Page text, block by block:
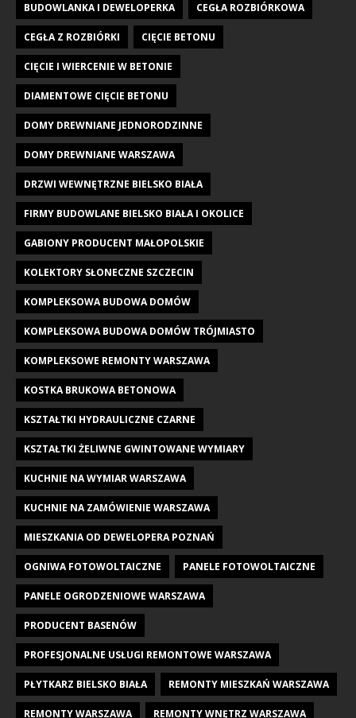
BUDOWLANKA I DEWELOPERKA CEGŁA ROZBIÓRKOWA
CEGŁA Z ROZBIÓRKI CIĘCIE BETONU
CIĘCIE I WIERCENIE W BETONIE
DIAMENTOWE CIĘCIE BETONU
DOMY DREWNIANE JEDNORODZINNE
DOMY DREWNIANE WARSZAWA
DRZWI WEWNĘTRZNE BIELSKO BIAŁA
FIRMY BUDOWLANE BIELSKO BIAŁA I OKOLICE
GABIONY PRODUCENT MAŁOPOLSKIE
KOLEKTORY SŁONECZNE SZCZECIN
KOMPLEKSOWA BUDOWA DOMÓW
KOMPLEKSOWA BUDOWA DOMÓW TRÓJMIASTO
KOMPLEKSOWE REMONTY WARSZAWA
KOSTKA BRUKOWA BETONOWA
KSZTAŁTKI HYDRAULICZNE CZARNE
KSZTAŁTKI ŻELIWNE GWINTOWANE WYMIARY
KUCHNIE NA WYMIAR WARSZAWA
KUCHNIE NA ZAMÓWIENIE WARSZAWA
MIESZKANIA OD DEWELOPERA POZNAŃ
OGNIWA FOTOWOLTAICZNE PANELE FOTOWOLTAICZNE
PANELE OGRODZENIOWE WARSZAWA
PRODUCENT BASENÓW
PROFESJONALNE USŁUGI REMONTOWE WARSZAWA
PŁYTKARZ BIELSKO BIAŁA REMONTY MIESZKAŃ WARSZAWA
REMONTY WARSZAWA REMONTY WNĘTRZ WARSZAWA